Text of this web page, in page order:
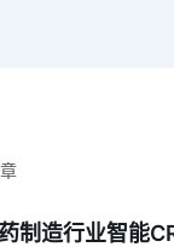
制造行业智能